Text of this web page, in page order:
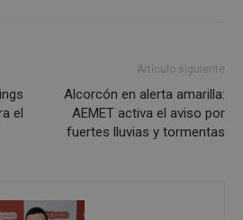
el
Artículo siguiente
Alcorcón en alerta amarilla:
AEMET activa el aviso por
fuertes lluvias y tormentas
necesarias permiten la
del sitio web, como el
usuario y la gestión de cuentas.
puede utilizar correctamente sin
necesarias.
PHP.net
alcorconhoy.com